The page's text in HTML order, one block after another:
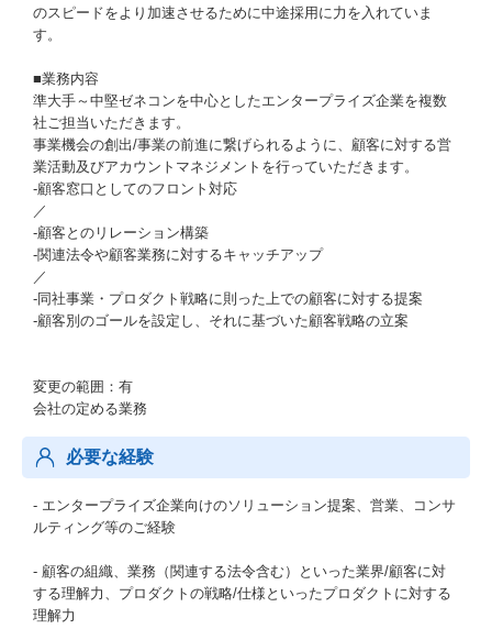
のスピードをより加速させるために中途採用に力を入れていま
す。
■業務内容
準大手～中堅ゼネコンを中心としたエンタープライズ企業を複数
社ご担当いただきます。
事業機会の創出/事業の前進に繋げられるように、顧客に対する営
業活動及びアカウントマネジメントを行っていただきます。
‐顧客窓口としてのフロント対応
／
‐顧客とのリレーション構築
‐関連法令や顧客業務に対するキャッチアップ
／
‐同社事業・プロダクト戦略に則った上での顧客に対する提案
‐顧客別のゴールを設定し、それに基づいた顧客戦略の立案
変更の範囲：有
会社の定める業務
必要な経験
- エンタープライズ企業向けのソリューション提案、営業、コンサ
ルティング等のご経験
- 顧客の組織、業務（関連する法令含む）といった業界/顧客に対
する理解力、プロダクトの戦略/仕様といったプロダクトに対する
理解力